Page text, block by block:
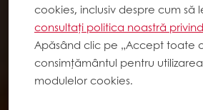
cookies, inclusiv despre cum să
consultați politica noastră
Apăsând clic pe „Accept toate
consimțământul pentru
modulelor cookies.